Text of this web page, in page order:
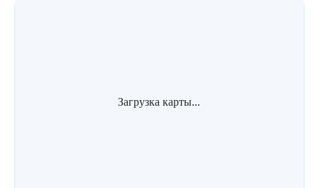
Загрузка карты...